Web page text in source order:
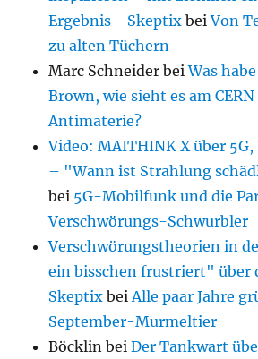
Ergebnis - Skeptix beiVon
zu alten Tüchern
Marc Schneider beiWas
Brown, wie sieht es am
Antimaterie?
Video: MAITHINK X über 5G,
– "Wann ist Strahlung
bei 5G-Mobilfunk und die
Verschwörungs-Schwurbler
Verschwörungstheorien in
ein bisschen frustriert" über
Skeptix bei Alle paar Jahre
September-Murmeltier
Böcklin beiDer Tankwart